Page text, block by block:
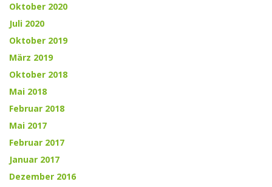
Oktober 2020
Juli 2020
Oktober 2019
März 2019
Oktober 2018
Mai 2018
Februar 2018
Mai 2017
Februar 2017
Januar 2017
Dezember 2016